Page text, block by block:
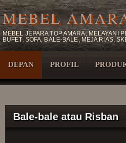
MEBEL
MEBEL JEPARA TOP AMARA, MELAYANI
BUFET, SOFA, BALE-BALE, MEJA RIAS,
DEPAN PROFIL
Bale-bale atau Risban